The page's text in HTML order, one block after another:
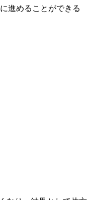
進めることができる